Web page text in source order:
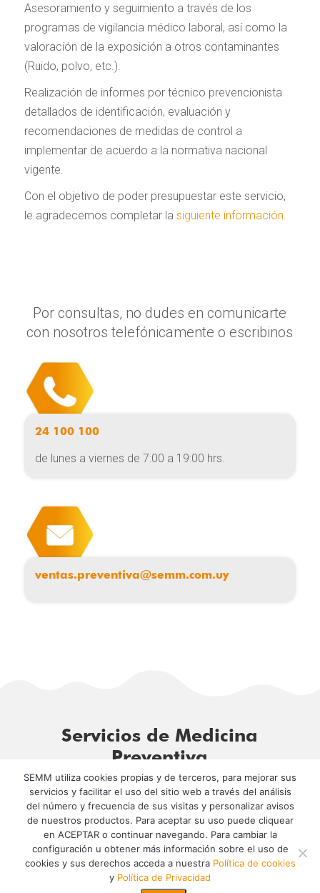
Asesoramiento y seguimiento a través de los
programas de vigilancia médico laboral, así como la
valoración de la exposición a otros contaminantes
(Ruido, polvo, etc.).
Realización de informes por técnico prevencionista
detallados de identificación, evaluación y
recomendaciones de medidas de control a
implementar de acuerdo a la normativa nacional
vigente.
Con el objetivo de poder presupuestar este servicio,
le agradecemos completar la siguiente información.
Por consultas, no dudes en comunicarte
con nosotros telefónicamente o escribinos
24 100 100
de lunes a viernes de 7:00 a 19:00 hrs.
ventas.preventiva@semm.com.uy
Servicios de Medicina
Preventiva
Servicios empresariales
Servicios Personales
SEMM utiliza cookies propias y de terceros, para mejorar sus
servicios y facilitar el uso del sitio web a través del análisis
del número y frecuencia de sus visitas y personalizar avisos
de nuestros productos. Para aceptar su uso puede cliquear
en ACEPTAR o continuar navegando. Para cambiar la
configuración u obtener más información sobre el uso de
cookies y sus derechos acceda a nuestra Política de cookies
y Política de Privacidad